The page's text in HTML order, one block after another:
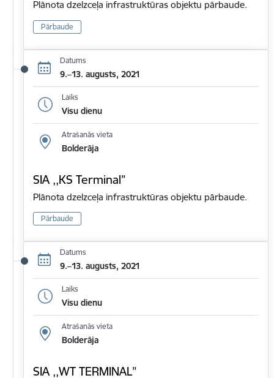
Plānota dzelzceļa infrastruktūras objektu pārbaude.
Pārbaude
Datums
9.–13. augusts, 2021
Laiks
Visu dienu
Atrašanās vieta
Bolderāja
SIA ,,KS Terminal”
Plānota dzelzceļa infrastruktūras objektu pārbaude.
Pārbaude
Datums
9.–13. augusts, 2021
Laiks
Visu dienu
Atrašanās vieta
Bolderāja
SIA ,,WT TERMINAL”